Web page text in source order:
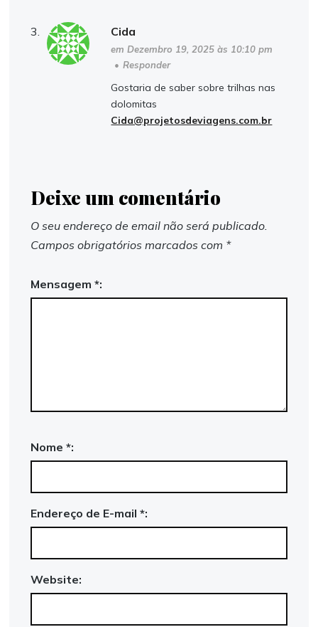
Cida
em Dezembro 19, 2025 às 10:10 pm
• Responder
Gostaria de saber sobre trilhas nas
dolomitas
Cida@projetosdeviagens.com.br
Deixe um comentário
O seu endereço de email não será publicado.
Campos obrigatórios marcados com *
Mensagem *:
Nome *:
Endereço de E-mail *:
Website: